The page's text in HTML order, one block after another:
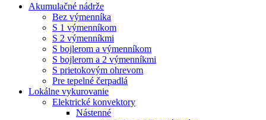
Akumulačné nádrže
Bez výmenníka
S 1 výmenníkom
S 2 výmenníkmi
S bojlerom a výmenníkom
S bojlerom a 2 výmenníkmi
S prietokovým ohrevom
Pre tepelné čerpadlá
Lokálne vykurovanie
Elektrické konvektory
Nástenné